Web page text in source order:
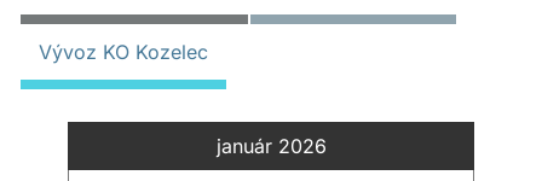
Vývoz KO Kozelec
január 2026